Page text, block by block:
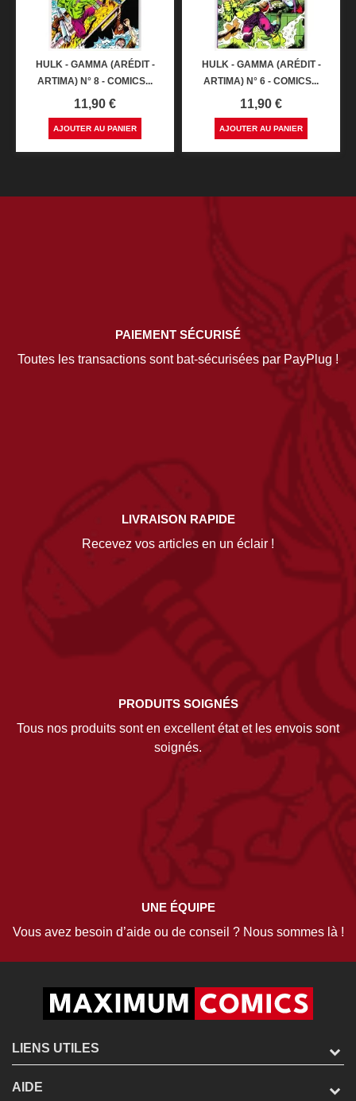
HULK - GAMMA (ARÉDIT -
ARTIMA) N° 8 - COMICS...
Prix
11,90 €
AJOUTER AU PANIER
HULK - GAMMA (ARÉDIT -
ARTIMA) N° 6 - COMICS...
Prix
11,90 €
AJOUTER AU PANIER
PAIEMENT SÉCURISÉ
Toutes les transactions sont bat-sécurisées par PayPlug !
LIVRAISON RAPIDE
Recevez vos articles en un éclair !
PRODUITS SOIGNÉS
Tous nos produits sont en excellent état et les envois sont
soignés.
UNE ÉQUIPE
Vous avez besoin d’aide ou de conseil ? Nous sommes là !
LIENS UTILES
AIDE